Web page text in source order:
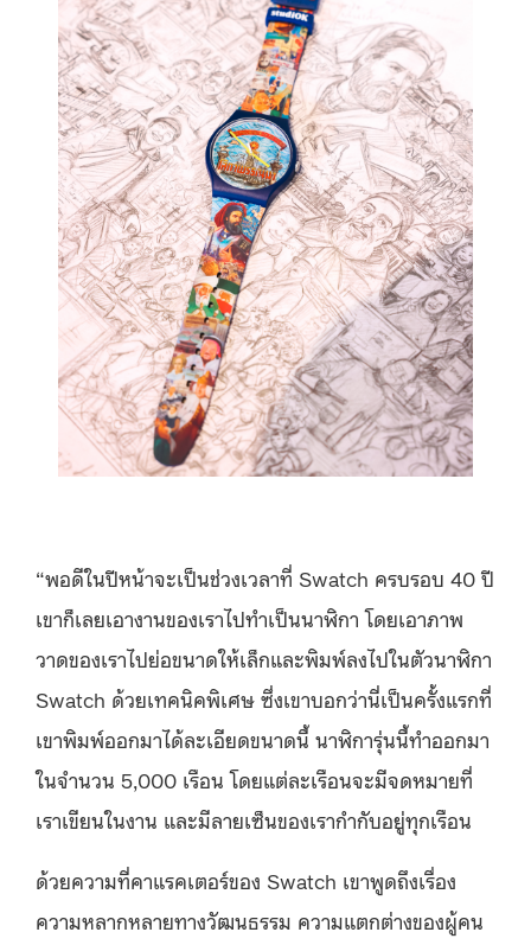
“พอดีในปีหน้าจะเป็นช่วงเวลาที่ Swatch ครบรอบ 40 ปี
เขาก็เลยเอางานของเราไปทำเป็นนาฬิกา โดยเอาภาพ
วาดของเราไปย่อขนาดให้เล็กและพิมพ์ลงไปในตัวนาฬิกา
Swatch ด้วยเทคนิคพิเศษ ซึ่งเขาบอกว่านี่เป็นครั้งแรกที่
เขาพิมพ์ออกมาได้ละเอียดขนาดนี้ นาฬิการุ่นนี้ทำออกมา
ในจำนวน 5,000 เรือน โดยแต่ละเรือนจะมีจดหมายที่
เราเขียนในงาน และมีลายเซ็นของเรากำกับอยู่ทุกเรือน
ด้วยความที่คาแรคเตอร์ของ Swatch เขาพูดถึงเรื่อง
ความหลากหลายทางวัฒนธรรม ความแตกต่างของผู้คน